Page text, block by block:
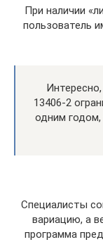
При наличии
пользователь
13406-2
одним
Специалисты
вариацию, а
программа